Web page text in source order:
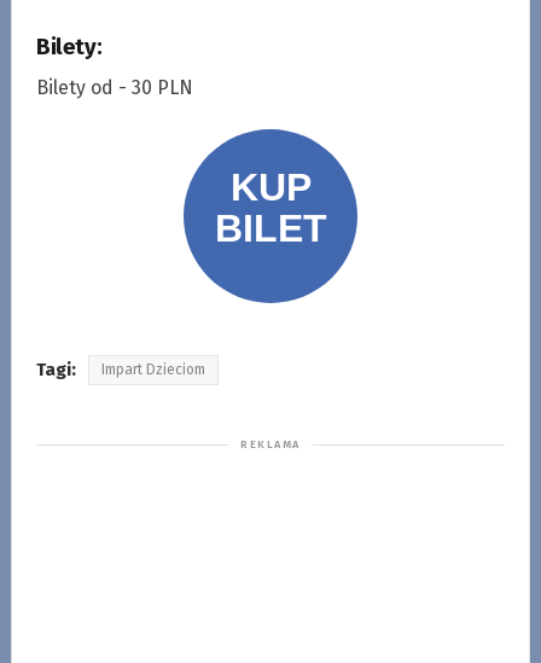
Bilety:
Bilety od - 30 PLN
Tagi: Impart Dzieciom